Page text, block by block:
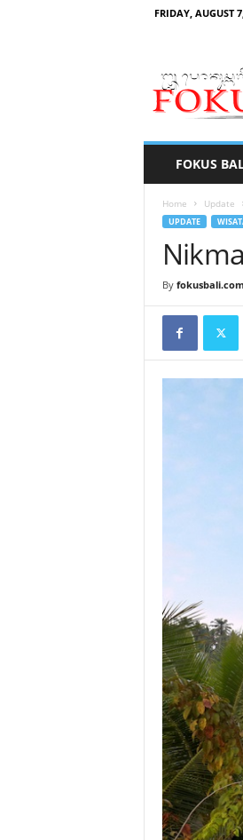
FRIDAY, AUGUST
FOKUS
Home Update
UPDATE
By fokusbali.com